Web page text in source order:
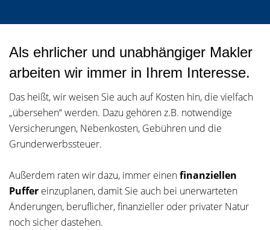
Als ehrlicher und unabhängiger Makler
arbeiten wir immer in Ihrem Interesse.
Das heißt, wir weisen Sie auch auf Kosten hin, die vielfach
„übersehen“ werden. Dazu gehören z.B. notwendige
Versicherungen, Nebenkosten, Gebühren und die
Grunderwerbssteuer.
Außerdem raten wir dazu, immer einenfinanziellen
Puffer einzuplanen, damit Sie auch bei unerwarteten
Änderungen, beruflicher, finanzieller oder privater Natur
noch sicher dastehen.